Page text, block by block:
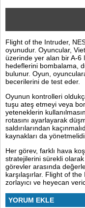
Pinterest
Flight of the Intruder,
oyunudur. Oyuncular,
üzerinde yer alan bir A-6
hedeflerini bombalama,
bulunur. Oyun,
becerilerini de test eder.
Oyunun kontrolleri
tuşu ateş etmeyi veya
yeteneklerin
rotasını ayarlayarak
saldırılarından
kaynakları da
Her görev, farklı hava
stratejilerini sürekli olarak
görevler arasında
karşılaşırlar. Flight of
zorlayıcı ve heyecan
YORUM EKLE